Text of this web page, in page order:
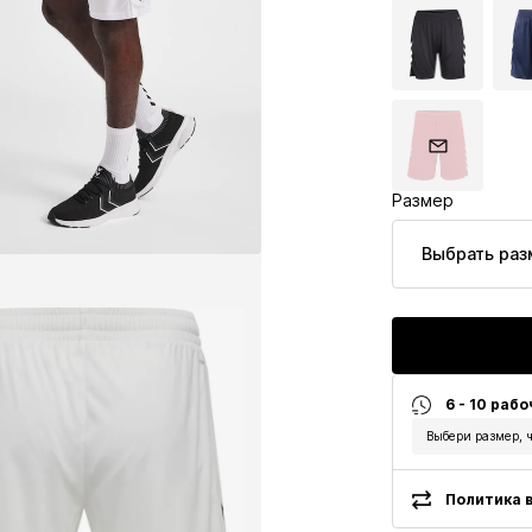
Размер
Выбрать
6 - 10
Выбери размер,
Политика